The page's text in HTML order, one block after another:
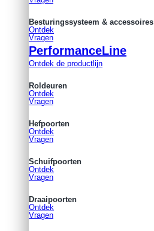
Besturingssysteem & accessoires
Ontdek
Vragen
PerformanceLine
Ontdek de productlijn
Roldeuren
Ontdek
Vragen
Hefpoorten
Ontdek
Vragen
Schuifpoorten
Ontdek
Vragen
Draaipoorten
Ontdek
Vragen